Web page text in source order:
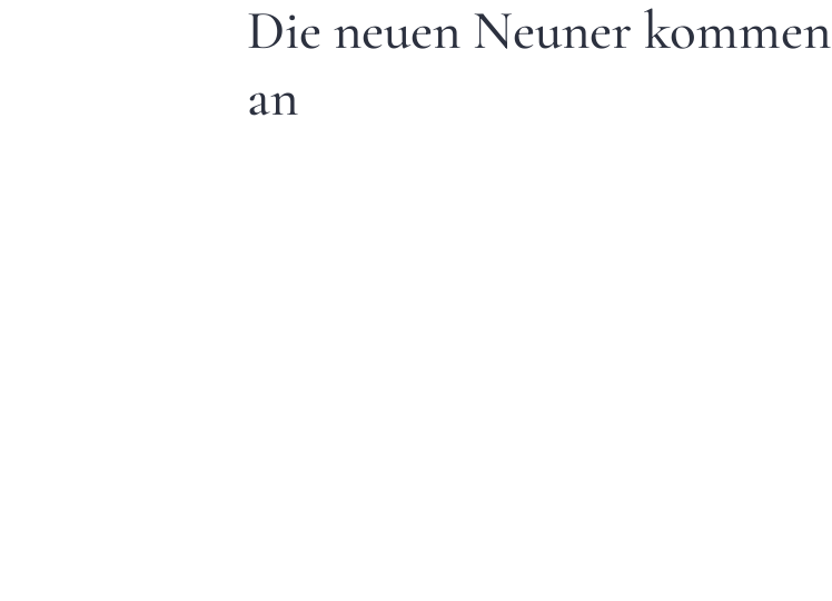
Die neuen Neuner kommen
an